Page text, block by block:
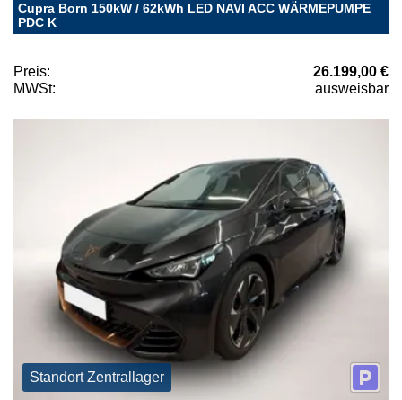
Cupra Born 150kW / 62kWh LED NAVI ACC WÄRMEPUMPE
PDC K
Preis:
26.199,00 €
MWSt:
ausweisbar
Standort Zentrallager